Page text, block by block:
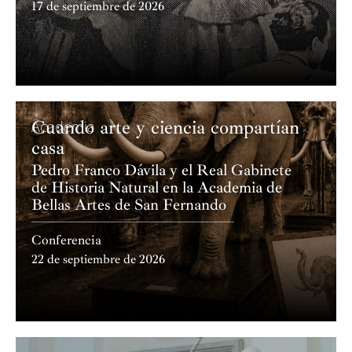
su forma más clara de respuesta.”
17 de septiembre de 2026
Academia
Cuando arte y ciencia compartían
casa
Pedro Franco Dávila y el Real Gabinete
de Historia Natural en la Academia de
Bellas Artes de San Fernando
Conferencia
22 de septiembre de 2026